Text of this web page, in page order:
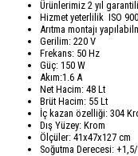
Ürünlerimiz 2 yıl
Hizmet yeterlilik ISO
Arıtma montajı
Gerilim: 220 V
Frekans: 50 Hz
Güç: 150 W
Akım:1.6 A
Net Hacim: 48 Lt
Brüt Hacim: 55 Lt
İç kazan özelliği: 304
Dış Yüzey: Krom
Ölçüler: 41x47x127 cm
Soğutma Derecesi: